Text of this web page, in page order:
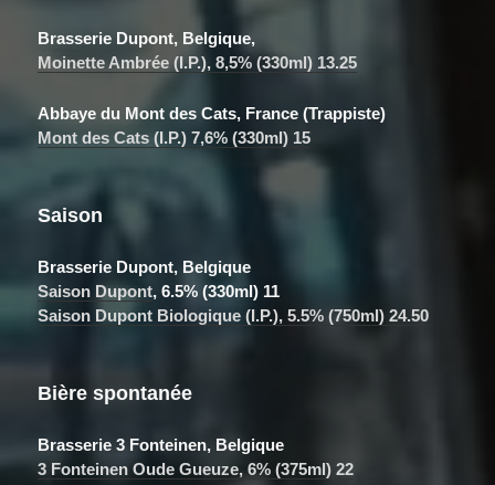
Brasserie Dupont, Belgique,
Moinette Ambrée (I.P.), 8,5% (330ml) 13.25
Abbaye du Mont des Cats, France (Trappiste)
Mont des Cats (I.P.) 7,6% (330ml) 15
Saison
Brasserie Dupont, Belgique
Saison Dupont,6.5%(330ml) 11
Saison Dupont Biologique (I.P.), 5.5% (750ml) 24.50
Bière spontanée
Brasserie 3 Fonteinen, Belgique
3 Fonteinen Oude Gueuze, 6% (375ml) 22